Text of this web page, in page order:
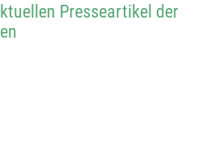
Presseartikel der